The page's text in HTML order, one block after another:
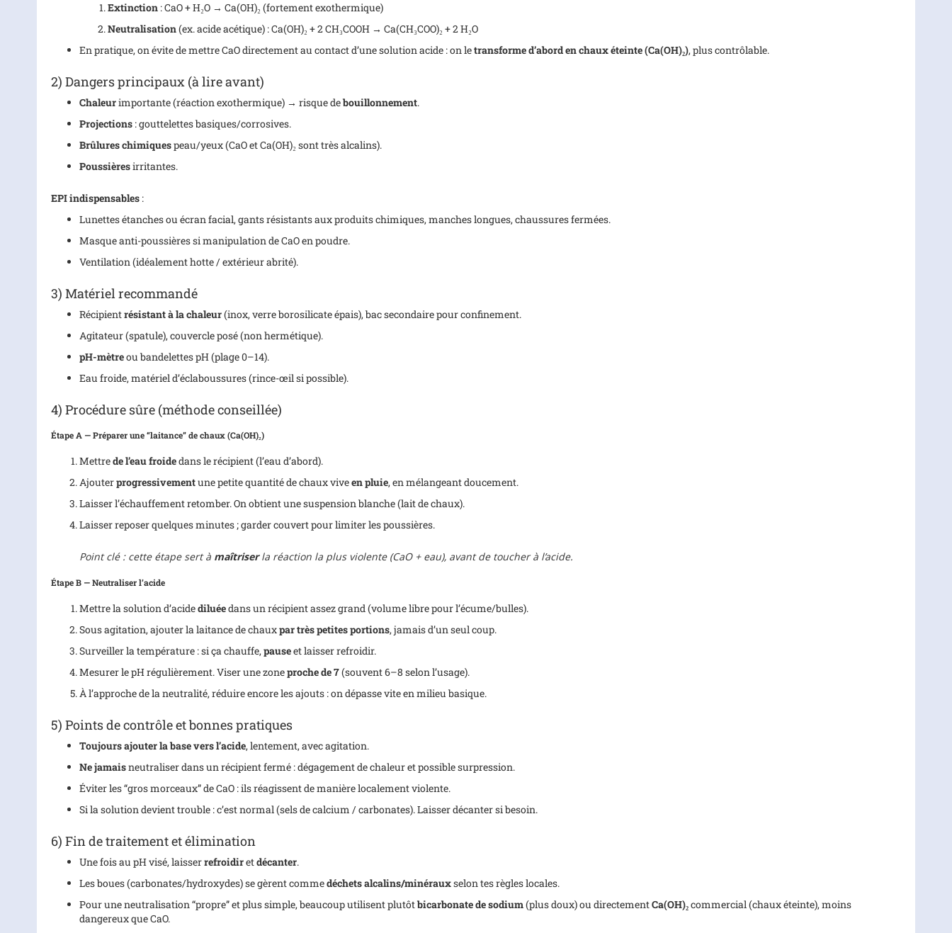
Extinction : CaO + H₂O → Ca(OH)₂ (fortement exothermique)
Neutralisation(ex. acide acétique) : Ca(OH)₂ + 2 CH₃COOH → Ca(CH₃COO)₂ + 2 H₂O
En pratique, on évite de mettre CaO directement au contact d’une solution acide : on letransforme d’abord en chaux éteinte (Ca(OH)₂), plus contrôlable.
2) Dangers principaux (à lire avant)
Chaleurimportante (réaction exothermique) → risque debouillonnement.
Projections : gouttelettes basiques/corrosives.
Brûlures chimiquespeau/yeux (CaO et Ca(OH)₂ sont très alcalins).
Poussièresirritantes.
EPI indispensables :
Lunettes étanches ou écran facial, gants résistants aux produits chimiques, manches longues, chaussures fermées.
Masque anti-poussières si manipulation de CaO en poudre.
Ventilation (idéalement hotte / extérieur abrité).
3) Matériel recommandé
Récipientrésistant à la chaleur(inox, verre borosilicate épais), bac secondaire pour confinement.
Agitateur (spatule), couvercle posé (non hermétique).
pH-mètreou bandelettes pH (plage 0–14).
Eau froide, matériel d’éclaboussures (rince-œil si possible).
4) Procédure sûre (méthode conseillée)
Étape A — Préparer une “laitance” de chaux (Ca(OH)₂)
Mettrede l’eau froidedans le récipient (l’eau d’abord).
Ajouterprogressivementune petite quantité de chaux viveen pluie, en mélangeant doucement.
Laisser l’échauffement retomber. On obtient une suspension blanche (lait de chaux).
Laisser reposer quelques minutes ; garder couvert pour limiter les poussières.
Point clé : cette étape sert à maîtriserla réaction la plus violente (CaO + eau), avant de toucher à l’acide.
Étape B — Neutraliser l’acide
Mettre la solution d’acidediluéedans un récipient assez grand (volume libre pour l’écume/bulles).
Sous agitation, ajouter la laitance de chauxpar très petites portions, jamais d’un seul coup.
Surveiller la température : si ça chauffe,pauseet laisser refroidir.
Mesurer le pH régulièrement. Viser une zoneproche de 7(souvent 6–8 selon l’usage).
À l’approche de la neutralité, réduire encore les ajouts : on dépasse vite en milieu basique.
5) Points de contrôle et bonnes pratiques
Toujours ajouter la base vers l’acide, lentement, avec agitation.
Ne jamaisneutraliser dans un récipient fermé : dégagement de chaleur et possible surpression.
Éviter les “gros morceaux” de CaO : ils réagissent de manière localement violente.
Si la solution devient trouble : c’est normal (sels de calcium / carbonates). Laisser décanter si besoin.
6) Fin de traitement et élimination
Une fois au pH visé, laisserrefroidiretdécanter.
Les boues (carbonates/hydroxydes) se gèrent commedéchets alcalins/minérauxselon tes règles locales.
Pour une neutralisation “propre” et plus simple, beaucoup utilisent plutôtbicarbonate de sodium(plus doux) ou directementCa(OH)₂commercial (chaux éteinte), moins
dangereux que CaO.